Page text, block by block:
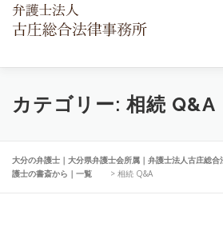
コンテンツへスキップ
当法律事務所について ご相談ご依
弁護士費用について 顧問弁護士契
カテゴリー: 相続 Q&A
大分の弁護士｜大分県弁護士会所属｜弁護士法人古庄総合
護士の書斎から｜一覧
> 相続 Q&A